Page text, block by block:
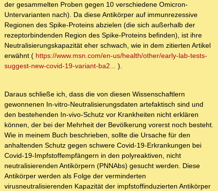
der gesammelten Proben gegen 10 verschiedene Omicron-
Untervarianten nach). Da diese Antikörper auf immunrezessive
Regionen des Spike-Proteins abzielen (die sich außerhalb der
rezeptorbindenden Region des Spike-Proteins befinden), ist ihre
Neutralisierungskapazität eher schwach, wie in dem zitierten Artikel
erwähnt ( https://www.msn.com/en-us/health/other/early-lab-tests-
suggest-new-covid-19-variant-ba2... ).
Daraus schließe ich, dass die von diesen Wissenschaftlern
gewonnenen In-vitro-Neutralisierungsdaten artefaktisch sind und
den bestehenden In-vivo-Schutz vor Krankheiten nicht erklären
können, der bei der Mehrheit der Bevölkerung vorerst noch besteht.
Wie in meinem Buch beschrieben, sollte die Ursache für den
anhaltenden Schutz gegen schwere Covid-19-Erkrankungen bei
Covid-19-Impfstoffempfängern in den polyreaktiven, nicht
neutralisierenden Antikörpern (PNNAbs) gesucht werden. Diese
Antikörper werden als Folge der verminderten
virusneutralisierenden Kapazität der impfstoffinduzierten Antikörper